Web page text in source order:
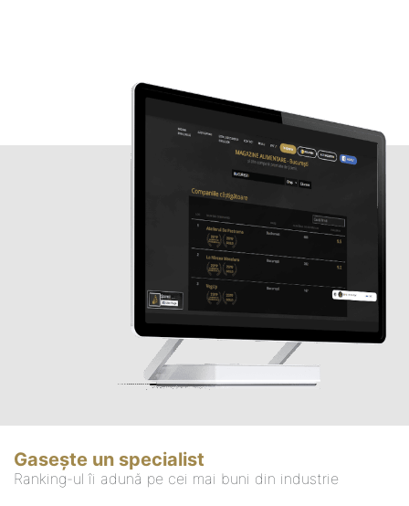
Gasește un specialist
Ranking-ul îi adună pe cei mai buni din industrie